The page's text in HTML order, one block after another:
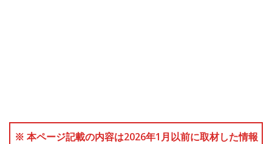
※ 本ページ記載の内容は2026年1月以前に取材した情報